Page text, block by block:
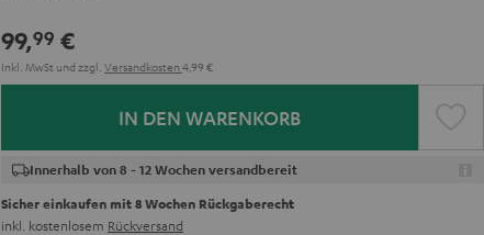
99,99 €
Inkl. MwSt und zzgl. Versandkosten 4,99 €
IN DEN WARENKORB
Innerhalb von 8 - 12 Wochen versandbereit
Sicher einkaufen mit 8 Wochen Rückgaberecht
inkl. kostenlosem Rückversand